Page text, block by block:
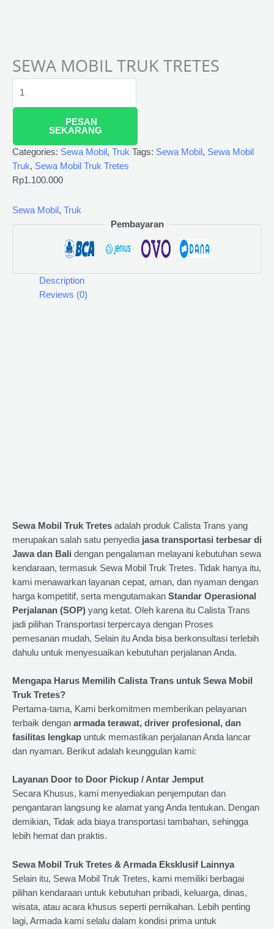
SEWA MOBIL TRUK TRETES
PESAN
SEKARANG
Categories: Sewa Mobil , Truk Tags: Sewa Mobil , Sewa Mobil
Truk, Sewa Mobil Truk Tretes
Rp1.100.000
Sewa Mobil, Truk
Pembayaran
Description
Reviews (0)
Sewa Mobil Truk Tretes adalah produk Calista Trans yang
merupakan salah satu penyedia jasa transportasi terbesar di
Jawa dan Bali dengan pengalaman melayani kebutuhan sewa
kendaraan, termasuk Sewa Mobil Truk Tretes. Tidak hanya itu,
kami menawarkan layanan cepat, aman, dan nyaman dengan
harga kompetitif, serta mengutamakan Standar Operasional
Perjalanan (SOP) yang ketat. Oleh karena itu Calista Trans
jadi pilihan Transportasi terpercaya dengan Proses
pemesanan mudah, Selain itu Anda bisa berkonsultasi terlebih
dahulu untuk menyesuaikan kebutuhan perjalanan Anda.
Mengapa Harus Memilih Calista Trans untuk Sewa Mobil
Truk Tretes?
Pertama-tama, Kami berkomitmen memberikan pelayanan
terbaik dengan armada terawat, driver profesional, dan
fasilitas lengkap untuk memastikan perjalanan Anda lancar
dan nyaman. Berikut adalah keunggulan kami:
Layanan Door to Door Pickup / Antar Jemput
Secara Khusus, kami menyediakan penjemputan dan
pengantaran langsung ke alamat yang Anda tentukan. Dengan
demikian, Tidak ada biaya transportasi tambahan, sehingga
lebih hemat dan praktis.
Sewa Mobil Truk Tretes & Armada Eksklusif Lainnya
Selain itu, Sewa Mobil Truk Tretes, kami memiliki berbagai
pilihan kendaraan untuk kebutuhan pribadi, keluarga, dinas,
wisata, atau acara khusus seperti pernikahan. Lebih penting
lagi, Armada kami selalu dalam kondisi prima untuk